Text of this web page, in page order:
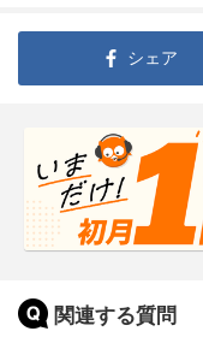
シェア
関連する質問